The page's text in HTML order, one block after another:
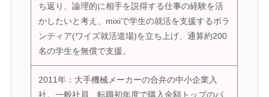
ち返り、論理的に相手を説得する仕事の経験を活
かしたいと考え、mixiで学生の就活を支援するボラ
ンティア(ワイズ就活道場)を立ち上げ、通算約200
名の学生を無償で支援。
2011年：大手機械メーカーの合弁の中小企業入
社。一般社員、転職初年度で購入金額トップのバ